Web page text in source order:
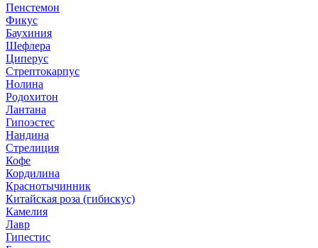
Пенстемон
Фикус
Баухиния
Шефлера
Циперус
Стрептокарпус
Нолина
Родохитон
Лантана
Гипоэстес
Нандина
Стрелиция
Кофе
Кордилина
Краснотычинник
Китайская роза (гибискус)
Камелия
Лавр
Гипестис